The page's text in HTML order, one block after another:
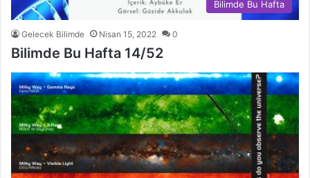
Bilimde Bu Hafta
Gelecek Bilimde Nisan 15, 2022 0
Bilimde Bu Hafta 14/52